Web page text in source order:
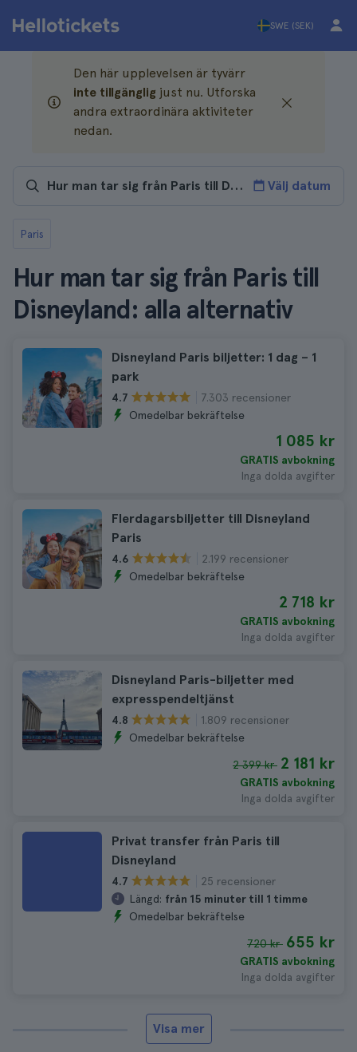
SWE (SEK)
Den här upplevelsen är tyvärr
inte tillgänglig just nu. Utforska
andra extraordinära aktiviteter
nedan.
Välj datum
Paris
Hur man tar sig från Paris till
Disneyland: alla alternativ
Disneyland Paris biljetter: 1 dag – 1
park
4.7
7.303 recensioner
Omedelbar bekräftelse
1 085 kr
GRATIS avbokning
Inga dolda avgifter
Flerdagarsbiljetter till Disneyland
Paris
4.6
2.199 recensioner
Omedelbar bekräftelse
2 718 kr
GRATIS avbokning
Inga dolda avgifter
Disneyland Paris-biljetter med
expresspendeltjänst
4.8
1.809 recensioner
Omedelbar bekräftelse
2 399 kr 2 181 kr
GRATIS avbokning
Inga dolda avgifter
Privat transfer från Paris till
Disneyland
4.7
25 recensioner
Längd: från 15 minuter till 1 timme
Omedelbar bekräftelse
720 kr 655 kr
GRATIS avbokning
Inga dolda avgifter
Visa mer